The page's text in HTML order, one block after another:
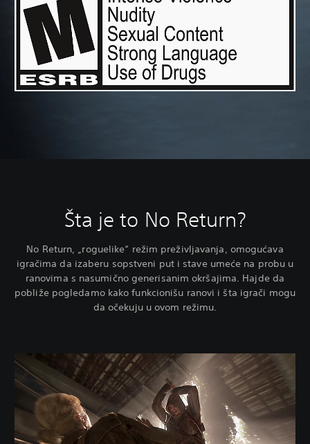
Šta je to No Return?
No Return, „roguelike“ režim preživljavanja, omogućava
igračima da izaberu sopstveni put i stave umeće na probu u
ranovima s nasumično generisanim okršajima. Hajde da
pobliže pogledamo kako funkcionišu ranovi i šta igrači mogu
da očekuju u ovom režimu.